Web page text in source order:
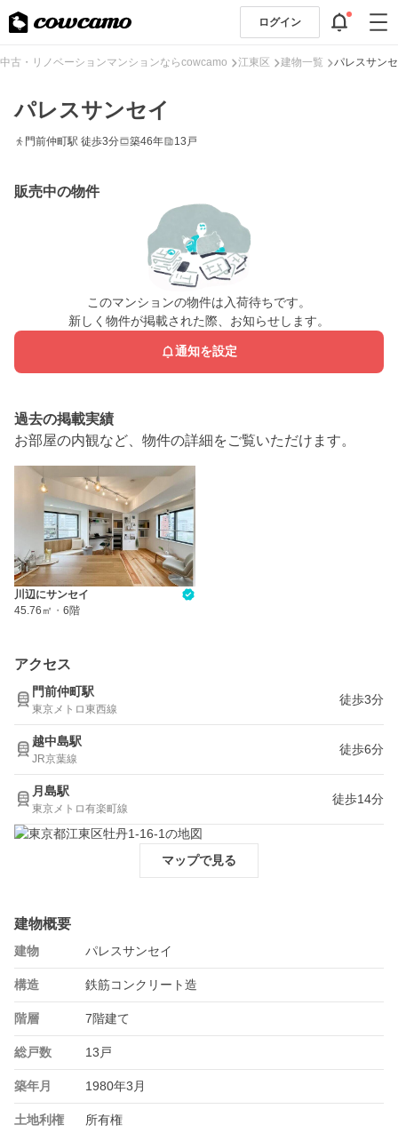
ログイン
中古・リノベーションマンションならcowcamo 江東区 建物一覧 パレスサン
パレスサンセイ
門前仲町駅 徒歩3分 築46年 13戸
販売中の物件
このマンションの物件は入荷待ちです。
新しく物件が掲載された際、お知らせします。
通知を設定
過去の掲載実績
お部屋の内観など、物件の詳細をご覧いただけます。
川辺にサンセイ
45.76㎡ ・ 6階
アクセス
門前仲町駅
東京メトロ東西線
徒歩3分
越中島駅
JR京葉線
徒歩6分
月島駅
東京メトロ有楽町線
徒歩14分
マップで見る
建物概要
建物 パレスサンセイ
構造 鉄筋コンクリート造
階層 7階建て
総戸数 13戸
築年月 1980年3月
土地利権 所有権